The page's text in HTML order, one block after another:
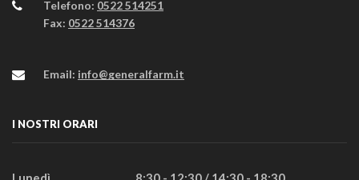
Telefono: 0522 514251
Fax: 0522 514376
Email: info@generalfarm.it
I NOSTRI ORARI